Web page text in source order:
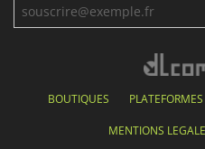
BOUTIQUES
MENTIONS